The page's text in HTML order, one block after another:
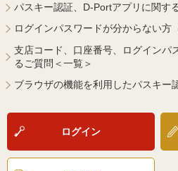
パスキー認証、D-Portアプリに関す
ログインパスワードが分からない方
支店コード、口座番号、ログインパ
るご質問＜一覧＞
ブラウザの機能を利用したパスキー
ログイン